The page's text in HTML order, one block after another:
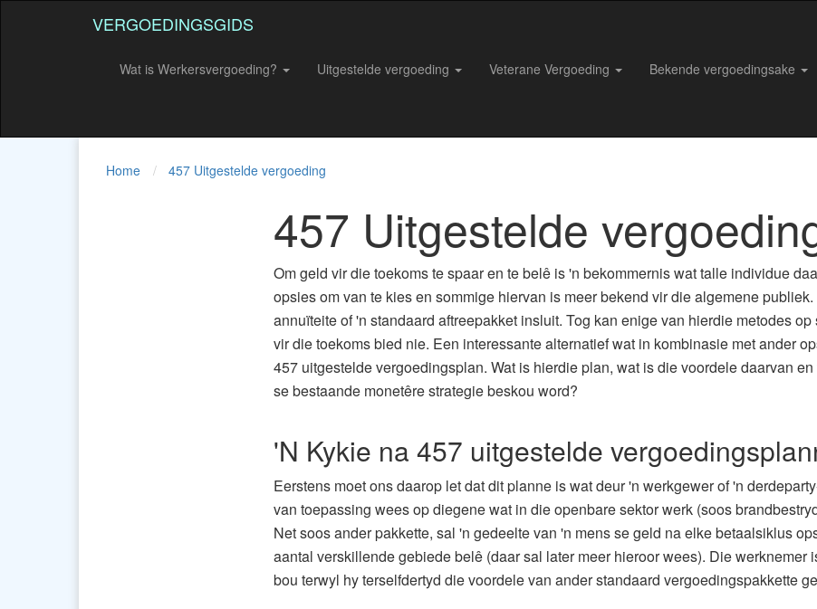
VERGOEDINGSGIDS
Wat is Werkersvergoeding? Uitgestelde vergoeding Veterane Vergoeding Bekende vergoedingsake
Home 457 Uitgestelde vergoeding
457 Uitgestelde
Om geld vir die toekoms te spaar en te belê is 'n bekommernis wat talle individue
opsies om van te kies en sommige hiervan is meer bekend vir die algemene
annuïteite of 'n standaard aftreepakket insluit. Tog kan enige van hierdie metodes
vir die toekoms bied nie. Een interessante alternatief wat in kombinasie met ander
457 uitgestelde vergoedingsplan. Wat is hierdie plan, wat is die voordele daarvan
se bestaande monetêre strategie beskou word?
'N Kykie na 457 uitgestelde
Eerstens moet ons daarop let dat dit planne is wat deur 'n werkgewer of 'n
van toepassing wees op diegene wat in die openbare sektor werk (soos
Net soos ander pakkette, sal 'n gedeelte van 'n mens se geld na elke betaalsiklus
aantal verskillende gebiede belê (daar sal later meer hieroor wees). Die werknemer
bou terwyl hy terselfdertyd die voordele van ander standaard vergoedingspakkette